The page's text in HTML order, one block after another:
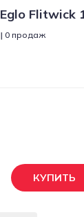
Flitwick
0 продаж
КУПИТЬ